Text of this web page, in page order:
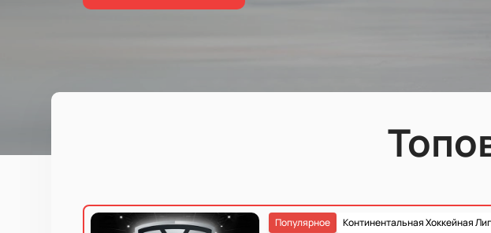
Континентальная Хоккейная
Популярное